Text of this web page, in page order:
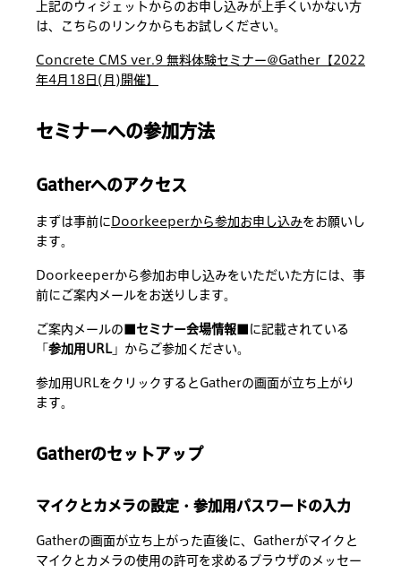
上記のウィジェットからのお申し込みが上手くいかない方
は、こちらのリンクからもお試しください。
Concrete CMS ver.9 無料体験セミナー@Gather【2022
年4月18日(月)開催】
セミナーへの参加方法
Gatherへのアクセス
まずは事前に Doorkeeperから参加お申し込みをお願いし
ます。
Doorkeeperから参加お申し込みをいただいた方には、事
前にご案内メールをお送りします。
ご案内メールの ■セミナー会場情報■
に記載されている
「 参加用URL」からご参加ください。
参加用URLをクリックするとGatherの画面が立ち上がり
ます。
Gatherのセットアップ
マイクとカメラの設定・参加用パスワードの入力
Gatherの画面が立ち上がった直後に、Gatherがマイクと
マイクとカメラの使用の許可を求めるブラウザのメッセー